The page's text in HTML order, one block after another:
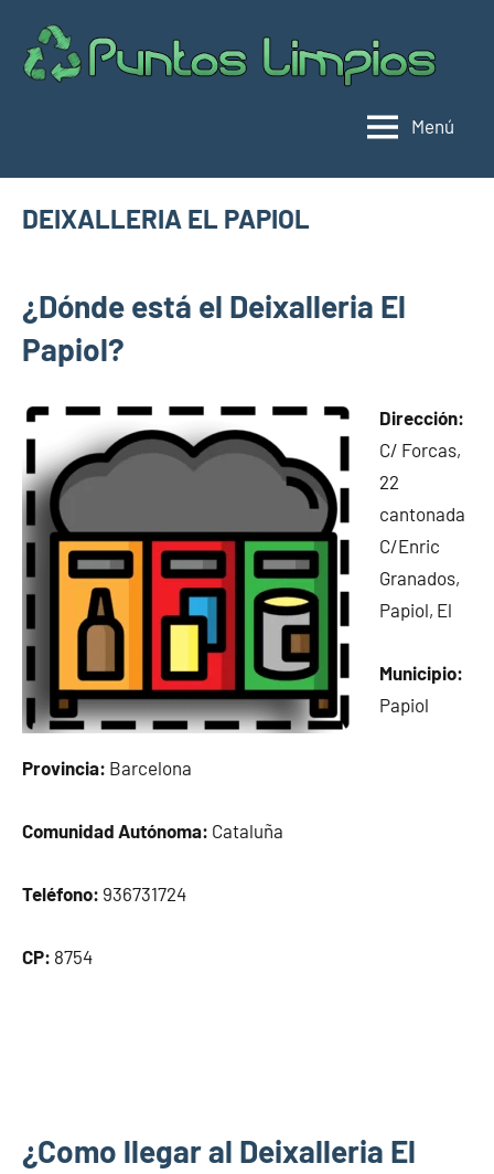
contenido
Menú
DEIXALLERIA EL PAPIOL
limpios en
municipios
de
2024
¿Dónde está el Deixalleria El
Papiol?
Dirección:
C/ Forcas,
22
cantonada
C/Enric
Granados,
Papiol, El
Municipio:
Papiol
Provincia: Barcelona
Comunidad Autónoma: Cataluña
Teléfono: 936731724
CP: 8754
¿Como llegar al Deixalleria El